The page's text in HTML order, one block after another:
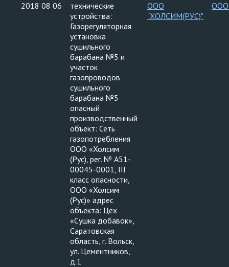
2018 08 06
технические
устройства:
Газорегуляторная
установка
сушильного
барабана №5 и
участок
газопроводов
сушильного
барабана №5
опасный
производственный
объект: Сеть
газопотребления
ООО «Холсим
(Рус), рег. № A51-
00045-0001, III
класс опасности,
ООО «Холсим
(Рус)» адрес
объекта: Цех
«Сушка добавок»,
Саратовская
область, г. Вольск,
ул. Цементников,
д.1
ООО
"ХОЛСИМ(РУС)"
ООО